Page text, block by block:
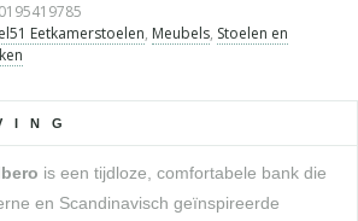
Eetkamerstoelen, Meubels, Stoelen en
is een tijdloze, comfortabele bank die
en Scandinavisch geïnspireerde